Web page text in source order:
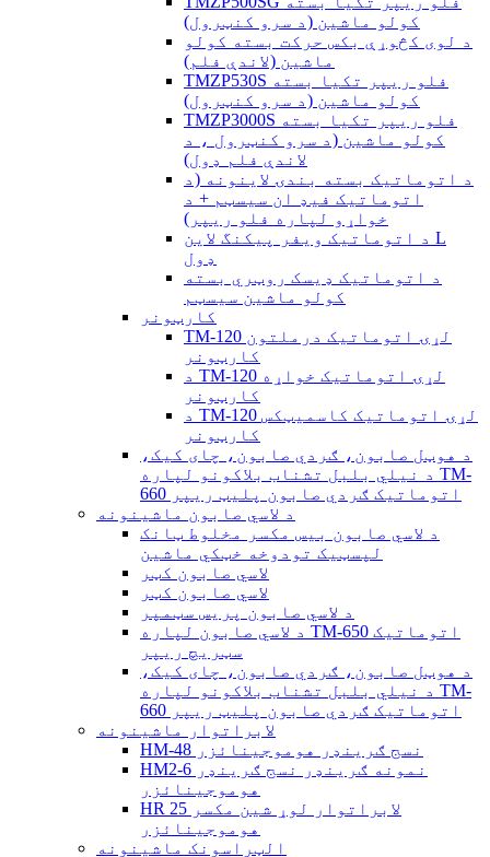
کولو ماشین (د سرو کنټرول)
د لوی کڅوړې بکس حرکت بسته کولو
ماشین (لاندې فلم)
TMZP530S فلو ریپر تکیا بسته
کولو ماشین (د سرو کنټرول)
TMZP3000S فلو ریپر تکیا بسته
کولو ماشین (د سرو کنټرول ، د
لاندې فلم ډول)
د اتوماتیک بسته بندۍ لاینونه (د
اتوماتیک فیډ ان سیسټم + د
خواړو لپاره فلو ریپر)
د اتوماتیک ویفر پیکنگ لاین L
ډول
د اتوماتیک ډیسک روټري بسته
کولو ماشین سیسټم
کارټونر
TM-120 لړۍ اتوماتیک درملتون
کارټونر
د TM-120 لړۍ اتوماتیک خواړه
کارټونر
د TM-120 لړۍ اتوماتیک کاسمیټکس
کارټونر
د هوټل صابون، ګردي صابون، چای کیک،
د نیلي بلبل تشناب بلاکونو لپاره TM-
660 اتوماتیک ګردي صابون پلیټ ریپر
د لاسي صابون ماشینونه
د لاسي صابون بیس مکسر مخلوط ټانک
لپسټیک تودوخه خټکي ماشین
لاسي صابون کټر
لاسي صابون کټر
د لاسي صابون پریس سټمپر
د لاسي صابون لپاره TM-650 اتوماتیک
سټریچ ریپر
د هوټل صابون، ګردي صابون، چای کیک،
د نیلي بلبل تشناب بلاکونو لپاره TM-
660 اتوماتیک ګردي صابون پلیټ ریپر
لابراتوار ماشینونه
HM-48 نسج ګرینډر هوموجینائزر
HM2-6 نمونه ګرینډر نسج ګرینډر
هوموجینائزر
HR 25 لابراتوار لوړ شین مکسر
هوموجینائزر
الټراسونک ماشینونه